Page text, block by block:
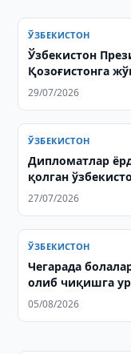
ЎЗБЕКИСТОН
Ўзбекистон
Қозоғистонга
29/07/2026
ЎЗБЕКИСТОН
Дипломатлар
қолган
27/07/2026
ЎЗБЕКИСТОН
Чегарада
олиб чиқишга
05/08/2026